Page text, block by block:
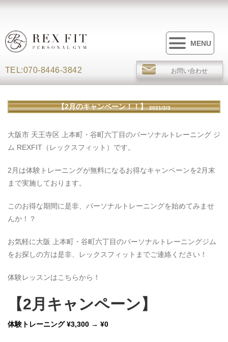
MENU
TEL:070-8446-3842 お問い合わせ
【2月のキャンペーン！！】2021/2/3
大阪市 天王寺区 上本町・谷町六丁目のパーソナルトレーニング ジ
ム REXFIT（レックスフィット）です。
2月は体験トレーニングが無料になるお得なキャンペーンを2月末
まで実施しております。
このお得な期間に是非、パーソナルトレーニングを始めてみませ
んか！？
お気軽に大阪 上本町・谷町六丁目のパーソナルトレーニングジム
をお探しの方は是非、レックスフィットまでご連絡ください！
体験レッスンはこちらから！
【2月キャンペーン】
体験トレーニング ¥3,300 → ¥0